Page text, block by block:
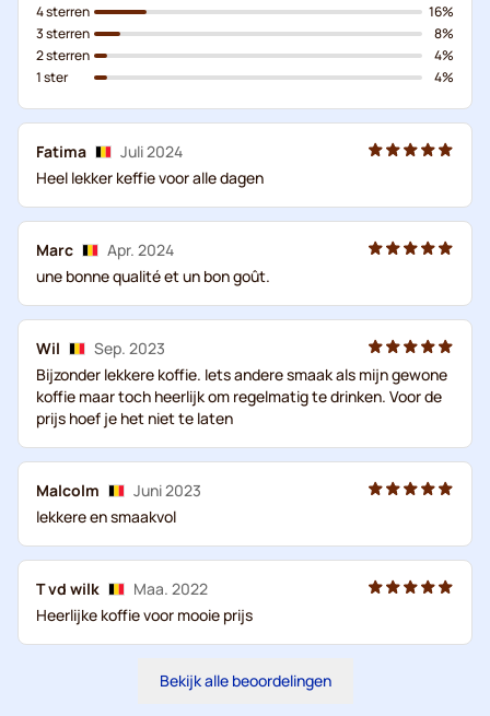
4 sterren
3 sterren
2 sterren
1 ster
16%
8%
4%
4%
Fatima
Juli 2024
Heel lekker keffie voor alle dagen
Marc
Apr. 2024
une bonne qualité et un bon goût.
Wil
Sep. 2023
Bijzonder lekkere koffie. Iets andere smaak als mijn gewone
koffie maar toch heerlijk om regelmatig te drinken. Voor de
prijs hoef je het niet te laten
Malcolm
Juni 2023
lekkere en smaakvol
T vd wilk
Maa. 2022
Heerlijke koffie voor mooie prijs
Bekijk alle beoordelingen